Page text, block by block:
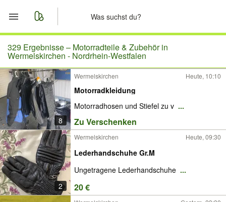
Start
Merkliste
Nachrichten
Anzeige aufgeben
329 Ergebnisse – Motorradteile & Zubehör in
Wermelskirchen - Nordrhein-Westfalen
8
Wermelskirchen Heute, 10:10
Motorradkleidung
Motorradhosen und Stiefel zu v ...
Zu Verschenken
2
Wermelskirchen Heute, 09:30
Lederhandschuhe Gr.M
Ungetragene Lederhandschuhe ...
20 €